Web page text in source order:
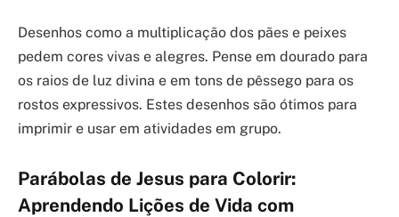
Desenhos como a multiplicação dos pães e peixes
pedem cores vivas e alegres. Pense em dourado para
os raios de luz divina e em tons de pêssego para os
rostos expressivos. Estes desenhos são ótimos para
imprimir e usar em atividades em grupo.
Parábolas de Jesus para Colorir:
Aprendendo Lições de Vida com